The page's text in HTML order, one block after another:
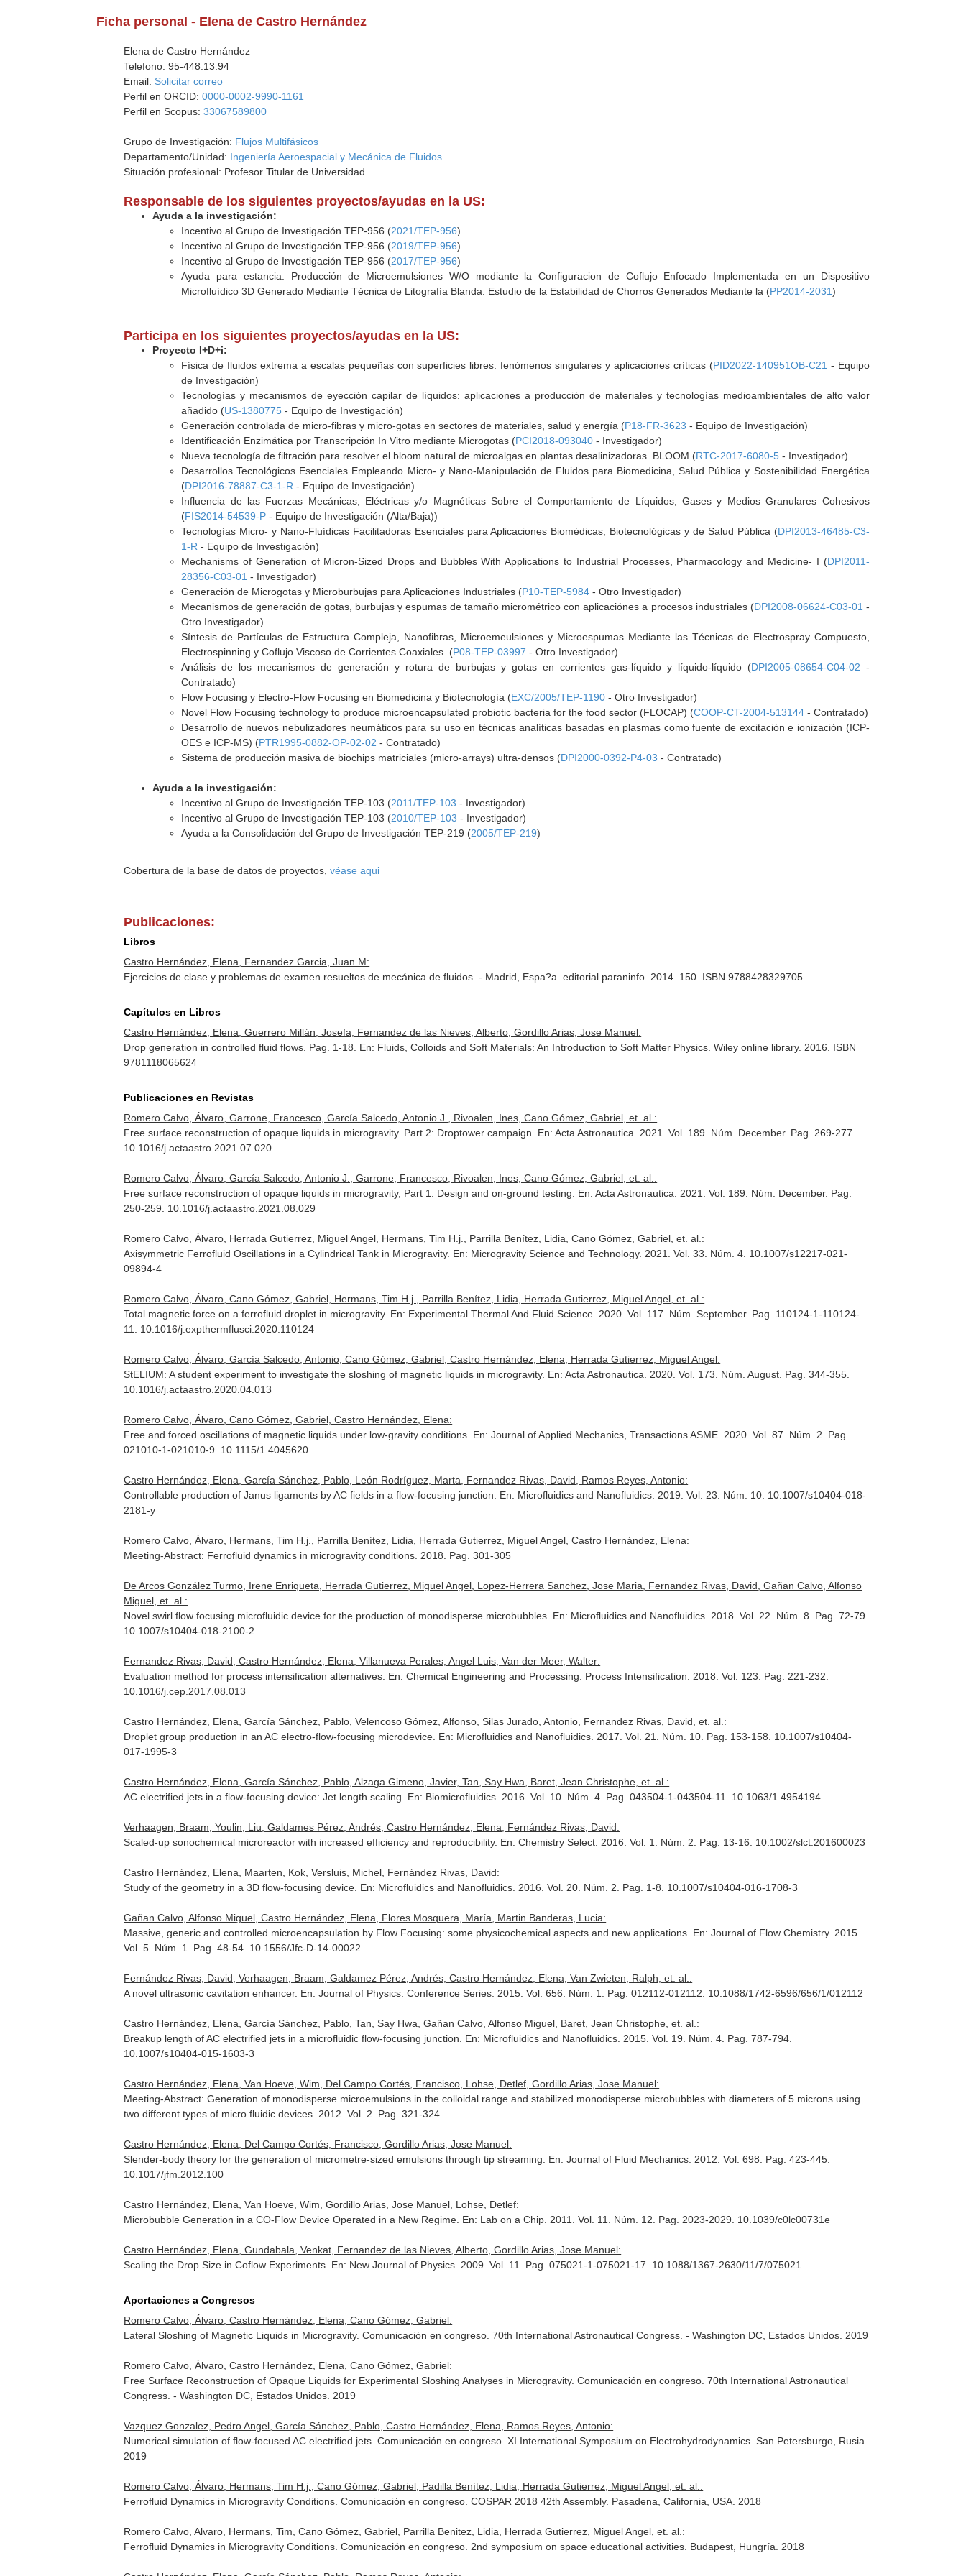
Ficha personal - Elena de Castro Hernández
Elena de Castro Hernández
Telefono: 95-448.13.94
Email: Solicitar correo
Perfil en ORCID:0000-0002-9990-1161
Perfil en Scopus:33067589800
Grupo de Investigación: Flujos Multifásicos
Departamento/Unidad: Ingeniería Aeroespacial y Mecánica de Fluidos
Situación profesional: Profesor Titular de Universidad
Responsable de los siguientes proyectos/ayudas en la US:
Ayuda a la investigación:
Incentivo al Grupo de Investigación TEP-956 (2021/TEP-956)
Incentivo al Grupo de Investigación TEP-956 (2019/TEP-956)
Incentivo al Grupo de Investigación TEP-956 (2017/TEP-956)
Ayuda para estancia. Producción de Microemulsiones W/O mediante la Configuracion de Coflujo Enfocado Implementada en un Dispositivo
Microfluídico 3D Generado Mediante Técnica de Litografía Blanda. Estudio de la Estabilidad de Chorros Generados Mediante la (PP2014-2031)
Participa en los siguientes proyectos/ayudas en la US:
Proyecto I+D+i:
Física de fluidos extrema a escalas pequeñas con superficies libres: fenómenos singulares y aplicaciones críticas (PID2022-140951OB-C21 - Equipo
de Investigación)
Tecnologías y mecanismos de eyección capilar de líquidos: aplicaciones a producción de materiales y tecnologías medioambientales de alto valor
añadido (US-1380775 - Equipo de Investigación)
Generación controlada de micro-fibras y micro-gotas en sectores de materiales, salud y energía (P18-FR-3623 - Equipo de Investigación)
Identificación Enzimática por Transcripción In Vitro mediante Microgotas (PCI2018-093040 - Investigador)
Nueva tecnología de filtración para resolver el bloom natural de microalgas en plantas desalinizadoras. BLOOM (RTC-2017-6080-5 - Investigador)
Desarrollos Tecnológicos Esenciales Empleando Micro- y Nano-Manipulación de Fluidos para Biomedicina, Salud Pública y Sostenibilidad Energética
(DPI2016-78887-C3-1-R - Equipo de Investigación)
Influencia de las Fuerzas Mecánicas, Eléctricas y/o Magnéticas Sobre el Comportamiento de Líquidos, Gases y Medios Granulares Cohesivos
(FIS2014-54539-P - Equipo de Investigación (Alta/Baja))
Tecnologías Micro- y Nano-Fluídicas Facilitadoras Esenciales para Aplicaciones Biomédicas, Biotecnológicas y de Salud Pública (DPI2013-46485-C3-
1-R - Equipo de Investigación)
Mechanisms of Generation of Micron-Sized Drops and Bubbles With Applications to Industrial Processes, Pharmacology and Medicine- I (DPI2011-
28356-C03-01 - Investigador)
Generación de Microgotas y Microburbujas para Aplicaciones Industriales (P10-TEP-5984 - Otro Investigador)
Mecanismos de generación de gotas, burbujas y espumas de tamaño micrométrico con aplicaciónes a procesos industriales (DPI2008-06624-C03-01 -
Otro Investigador)
Síntesis de Partículas de Estructura Compleja, Nanofibras, Microemeulsiones y Microespumas Mediante las Técnicas de Electrospray Compuesto,
Electrospinning y Coflujo Viscoso de Corrientes Coaxiales. (P08-TEP-03997 - Otro Investigador)
Análisis de los mecanismos de generación y rotura de burbujas y gotas en corrientes gas-líquido y líquido-líquido (DPI2005-08654-C04-02 -
Contratado)
Flow Focusing y Electro-Flow Focusing en Biomedicina y Biotecnología (EXC/2005/TEP-1190 - Otro Investigador)
Novel Flow Focusing technology to produce microencapsulated probiotic bacteria for the food sector (FLOCAP) (COOP-CT-2004-513144 - Contratado)
Desarrollo de nuevos nebulizadores neumáticos para su uso en técnicas analíticas basadas en plasmas como fuente de excitación e ionización (ICP-
OES e ICP-MS) (PTR1995-0882-OP-02-02 - Contratado)
Sistema de producción masiva de biochips matriciales (micro-arrays) ultra-densos (DPI2000-0392-P4-03 - Contratado)
Ayuda a la investigación:
Incentivo al Grupo de Investigación TEP-103 (2011/TEP-103 - Investigador)
Incentivo al Grupo de Investigación TEP-103 (2010/TEP-103 - Investigador)
Ayuda a la Consolidación del Grupo de Investigación TEP-219 (2005/TEP-219)
Cobertura de la base de datos de proyectos,véase aqui
Publicaciones:
Libros
Castro Hernández, Elena, Fernandez Garcia, Juan M:
Ejercicios de clase y problemas de examen resueltos de mecánica de fluidos. - Madrid, Espa?a. editorial paraninfo. 2014. 150. ISBN 9788428329705
Capítulos en Libros
Castro Hernández, Elena, Guerrero Millán, Josefa, Fernandez de las Nieves, Alberto, Gordillo Arias, Jose Manuel:
Drop generation in controlled fluid flows. Pag. 1-18. En: Fluids, Colloids and Soft Materials: An Introduction to Soft Matter Physics . Wiley online library. 2016. ISBN
9781118065624
Publicaciones en Revistas
Romero Calvo, Álvaro, Garrone, Francesco, García Salcedo, Antonio J., Rivoalen, Ines, Cano Gómez, Gabriel, et. al.:
Free surface reconstruction of opaque liquids in microgravity. Part 2: Droptower campaign. En: Acta Astronautica . 2021. Vol. 189. Núm. December. Pag. 269-277.
10.1016/j.actaastro.2021.07.020
Romero Calvo, Álvaro, García Salcedo, Antonio J., Garrone, Francesco, Rivoalen, Ines, Cano Gómez, Gabriel, et. al.:
Free surface reconstruction of opaque liquids in microgravity, Part 1: Design and on-ground testing. En: Acta Astronautica . 2021. Vol. 189. Núm. December. Pag.
250-259. 10.1016/j.actaastro.2021.08.029
Romero Calvo, Álvaro, Herrada Gutierrez, Miguel Angel, Hermans, Tim H.j., Parrilla Benítez, Lidia, Cano Gómez, Gabriel, et. al.:
Axisymmetric Ferrofluid Oscillations in a Cylindrical Tank in Microgravity. En: Microgravity Science and Technology. 2021. Vol. 33. Núm. 4. 10.1007/s12217-021-
09894-4
Romero Calvo, Álvaro, Cano Gómez, Gabriel, Hermans, Tim H.j., Parrilla Benítez, Lidia, Herrada Gutierrez, Miguel Angel, et. al.:
Total magnetic force on a ferrofluid droplet in microgravity. En: Experimental Thermal And Fluid Science . 2020. Vol. 117. Núm. September. Pag. 110124-1-110124-
11. 10.1016/j.expthermflusci.2020.110124
Romero Calvo, Álvaro, García Salcedo, Antonio, Cano Gómez, Gabriel, Castro Hernández, Elena, Herrada Gutierrez, Miguel Angel:
StELIUM: A student experiment to investigate the sloshing of magnetic liquids in microgravity. En: Acta Astronautica . 2020. Vol. 173. Núm. August. Pag. 344-355.
10.1016/j.actaastro.2020.04.013
Romero Calvo, Álvaro, Cano Gómez, Gabriel, Castro Hernández, Elena:
Free and forced oscillations of magnetic liquids under low-gravity conditions. En: Journal of Applied Mechanics, Transactions ASME . 2020. Vol. 87. Núm. 2. Pag.
021010-1-021010-9. 10.1115/1.4045620
Castro Hernández, Elena, García Sánchez, Pablo, León Rodríguez, Marta, Fernandez Rivas, David, Ramos Reyes, Antonio:
Controllable production of Janus ligaments by AC fields in a flow-focusing junction. En: Microfluidics and Nanofluidics . 2019. Vol. 23. Núm. 10. 10.1007/s10404-018-
2181-y
Romero Calvo, Álvaro, Hermans, Tim H.j., Parrilla Benítez, Lidia, Herrada Gutierrez, Miguel Angel, Castro Hernández, Elena:
Meeting-Abstract: Ferrofluid dynamics in microgravity conditions. 2018. Pag. 301-305
De Arcos González Turmo, Irene Enriqueta, Herrada Gutierrez, Miguel Angel, Lopez-Herrera Sanchez, Jose Maria, Fernandez Rivas, David, Gañan Calvo, Alfonso
Miguel, et. al.:
Novel swirl flow focusing microfluidic device for the production of monodisperse microbubbles. En: Microfluidics and Nanofluidics . 2018. Vol. 22. Núm. 8. Pag. 72-79.
10.1007/s10404-018-2100-2
Fernandez Rivas, David, Castro Hernández, Elena, Villanueva Perales, Angel Luis, Van der Meer, Walter:
Evaluation method for process intensification alternatives. En: Chemical Engineering and Processing: Process Intensification . 2018. Vol. 123. Pag. 221-232.
10.1016/j.cep.2017.08.013
Castro Hernández, Elena, García Sánchez, Pablo, Velencoso Gómez, Alfonso, Silas Jurado, Antonio, Fernandez Rivas, David, et. al.:
Droplet group production in an AC electro-flow-focusing microdevice. En: Microfluidics and Nanofluidics . 2017. Vol. 21. Núm. 10. Pag. 153-158. 10.1007/s10404-
017-1995-3
Castro Hernández, Elena, García Sánchez, Pablo, Alzaga Gimeno, Javier, Tan, Say Hwa, Baret, Jean Christophe, et. al.:
AC electrified jets in a flow-focusing device: Jet length scaling. En: Biomicrofluidics . 2016. Vol. 10. Núm. 4. Pag. 043504-1-043504-11. 10.1063/1.4954194
Verhaagen, Braam, Youlin, Liu, Galdames Pérez, Andrés, Castro Hernández, Elena, Fernández Rivas, David:
Scaled-up sonochemical microreactor with increased efficiency and reproducibility. En: Chemistry Select . 2016. Vol. 1. Núm. 2. Pag. 13-16. 10.1002/slct.201600023
Castro Hernández, Elena, Maarten, Kok, Versluis, Michel, Fernández Rivas, David:
Study of the geometry in a 3D flow-focusing device. En: Microfluidics and Nanofluidics . 2016. Vol. 20. Núm. 2. Pag. 1-8. 10.1007/s10404-016-1708-3
Gañan Calvo, Alfonso Miguel, Castro Hernández, Elena, Flores Mosquera, María, Martin Banderas, Lucia:
Massive, generic and controlled microencapsulation by Flow Focusing: some physicochemical aspects and new applications. En: Journal of Flow Chemistry. 2015.
Vol. 5. Núm. 1. Pag. 48-54. 10.1556/Jfc-D-14-00022
Fernández Rivas, David, Verhaagen, Braam, Galdamez Pérez, Andrés, Castro Hernández, Elena, Van Zwieten, Ralph, et. al.:
A novel ultrasonic cavitation enhancer. En: Journal of Physics: Conference Series . 2015. Vol. 656. Núm. 1. Pag. 012112-012112. 10.1088/1742-6596/656/1/012112
Castro Hernández, Elena, García Sánchez, Pablo, Tan, Say Hwa, Gañan Calvo, Alfonso Miguel, Baret, Jean Christophe, et. al.:
Breakup length of AC electrified jets in a microfluidic flow-focusing junction. En: Microfluidics and Nanofluidics . 2015. Vol. 19. Núm. 4. Pag. 787-794.
10.1007/s10404-015-1603-3
Castro Hernández, Elena, Van Hoeve, Wim, Del Campo Cortés, Francisco, Lohse, Detlef, Gordillo Arias, Jose Manuel:
Meeting-Abstract: Generation of monodisperse microemulsions in the colloidal range and stabilized monodisperse microbubbles with diameters of 5 microns using
two different types of micro fluidic devices. 2012. Vol. 2. Pag. 321-324
Castro Hernández, Elena, Del Campo Cortés, Francisco, Gordillo Arias, Jose Manuel:
Slender-body theory for the generation of micrometre-sized emulsions through tip streaming. En: Journal of Fluid Mechanics . 2012. Vol. 698. Pag. 423-445.
10.1017/jfm.2012.100
Castro Hernández, Elena, Van Hoeve, Wim, Gordillo Arias, Jose Manuel, Lohse, Detlef:
Microbubble Generation in a CO-Flow Device Operated in a New Regime. En: Lab on a Chip . 2011. Vol. 11. Núm. 12. Pag. 2023-2029. 10.1039/c0lc00731e
Castro Hernández, Elena, Gundabala, Venkat, Fernandez de las Nieves, Alberto, Gordillo Arias, Jose Manuel:
Scaling the Drop Size in Coflow Experiments. En: New Journal of Physics . 2009. Vol. 11. Pag. 075021-1-075021-17. 10.1088/1367-2630/11/7/075021
Aportaciones a Congresos
Romero Calvo, Álvaro, Castro Hernández, Elena, Cano Gómez, Gabriel:
Lateral Sloshing of Magnetic Liquids in Microgravity. Comunicación en congreso. 70th International Astronautical Congress. - Washington DC, Estados Unidos. 2019
Romero Calvo, Álvaro, Castro Hernández, Elena, Cano Gómez, Gabriel:
Free Surface Reconstruction of Opaque Liquids for Experimental Sloshing Analyses in Microgravity. Comunicación en congreso. 70th International Astronautical
Congress. - Washington DC, Estados Unidos. 2019
Vazquez Gonzalez, Pedro Angel, García Sánchez, Pablo, Castro Hernández, Elena, Ramos Reyes, Antonio:
Numerical simulation of flow-focused AC electrified jets. Comunicación en congreso. XI International Symposium on Electrohydrodynamics. San Petersburgo, Rusia.
2019
Romero Calvo, Álvaro, Hermans, Tim H.j., Cano Gómez, Gabriel, Padilla Benítez, Lidia, Herrada Gutierrez, Miguel Angel, et. al.:
Ferrofluid Dynamics in Microgravity Conditions. Comunicación en congreso. COSPAR 2018 42th Assembly. Pasadena, California, USA. 2018
Romero Calvo, Alvaro, Hermans, Tim, Cano Gómez, Gabriel, Parrilla Benitez, Lidia, Herrada Gutierrez, Miguel Angel, et. al.:
Ferrofluid Dynamics in Microgravity Conditions. Comunicación en congreso. 2nd symposium on space educational activities. Budapest, Hungría. 2018